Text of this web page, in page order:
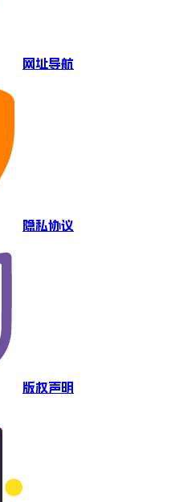
网址导航
隐私协议
版权声明